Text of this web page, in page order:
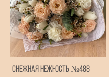
Снежная нежность №488